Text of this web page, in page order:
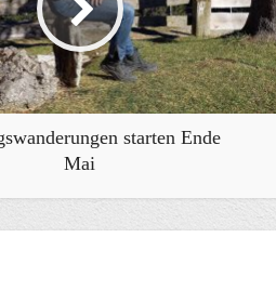
starten Ende
Mai